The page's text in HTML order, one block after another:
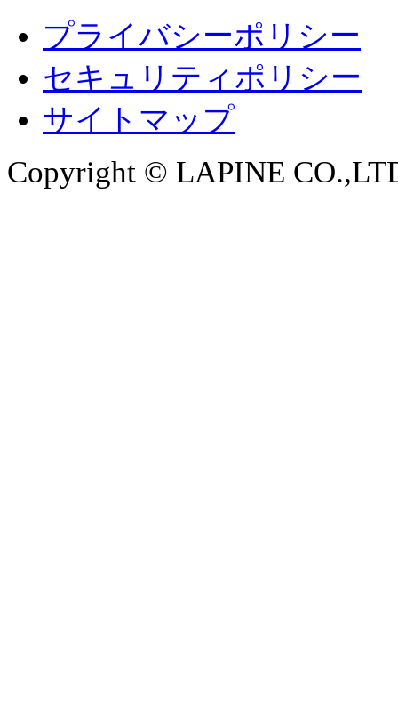
プライバシーポリシー
セキュリティポリシー
サイトマップ
Copyright © LAPINE